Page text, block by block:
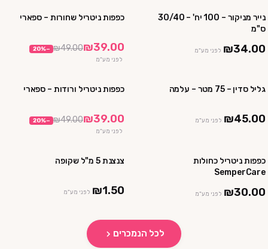
נייר מניקור – 100 יח' – 30/40
ס"מ
₪34.00 לפני מע"מ
כפפות ניטריל שחורות – ספארי
₪39.00
₪49.00
−
20%
לפני מע"מ
גליל סדין – 75 מטר – עלמה
₪45.00 לפני מע"מ
כפפות ניטריל ורודות – ספארי
₪39.00
₪49.00
−
20%
לפני מע"מ
כפפות ניטריל כחולות
SemperCare
₪30.00 לפני מע"מ
צנצנת 5 מ"ל שקופה
₪1.50 לפני מע"מ
לכל הנמכרים